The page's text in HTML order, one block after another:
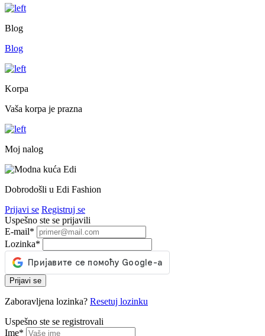
Blog
Blog
Korpa
Vaša korpa je prazna
Moj nalog
Dobrodošli u Edi Fashion
Prijavi se Registruj se
Uspešno ste se prijavili
E-mail*
Lozinka*
Prijavi se
Zaboravljena lozinka? Resetuj lozinku
Uspešno ste se registrovali
Ime*